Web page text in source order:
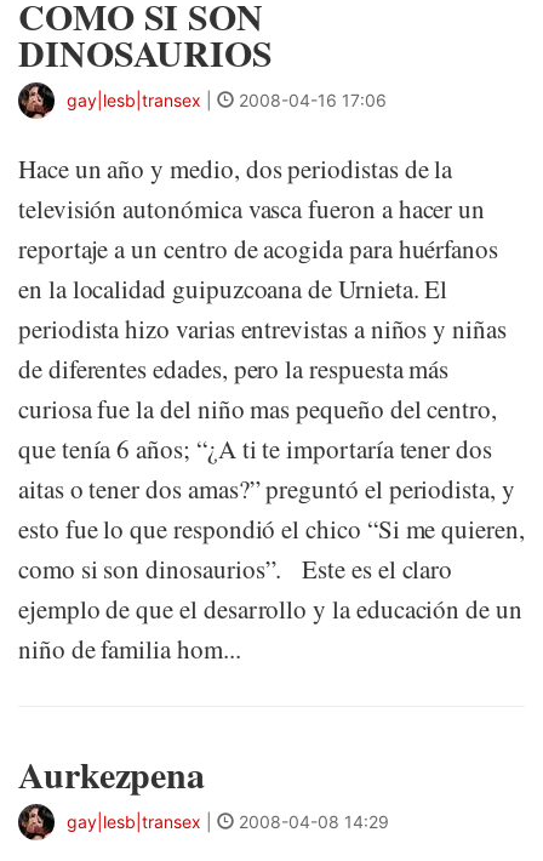
COMO SI SON
DINOSAURIOS
gay|lesb|transex 2008-04-16 17:06
Hace un año y medio, dos periodistas de la
televisión autonómica vasca fueron a hacer un
reportaje a un centro de acogida para huérfanos
en la localidad guipuzcoana de Urnieta. El
periodista hizo varias entrevistas a niños y niñas
de diferentes edades, pero la respuesta más
curiosa fue la del niño mas pequeño del centro,
que tenía 6 años; “¿A ti te importaría tener dos
aitas o tener dos amas?” preguntó el periodista, y
esto fue lo que respondió el chico “Si me quieren,
como si son dinosaurios”. Este es el claro
ejemplo de que el desarrollo y la educación de un
niño de familia hom...
Aurkezpena
gay|lesb|transex 2008-04-08 14:29